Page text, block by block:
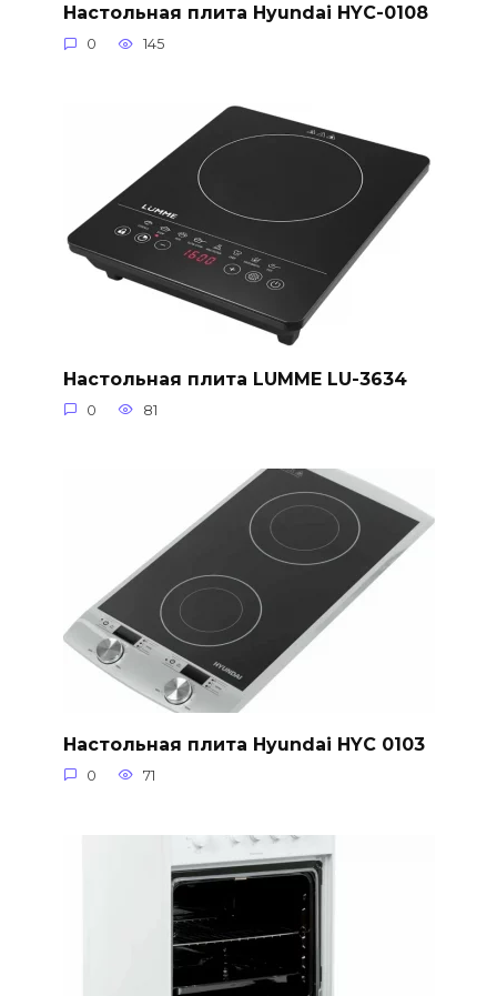
Настольная плита Hyundai HYC-0108
0 145
Настольная плита LUMME LU-3634
0 81
Настольная плита Hyundai HYC 0103
0 71